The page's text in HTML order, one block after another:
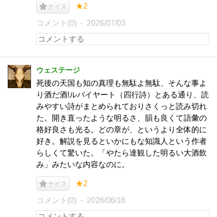
ナイス ★2
コメント(0) 2026/07/03
ウェステージ
死後の天国も知の真理も無駄よ無駄、そんな事よ
り酒だ酒!ルバイヤート（四行詩）とある通り、読
みやすい詩がまとめられておりさくっと読み切れ
た。開き直ったような明るさ、韻も良くて語彙の
格好良さも光る。どの章が、というより全体的に
好き。解説を見るといかにもな知識人という作者
らしくて驚いた。「やたら達観した明るい大酒飲
み」みたいな内容なのに。
ナイス ★2
コメント(0) 2026/06/16